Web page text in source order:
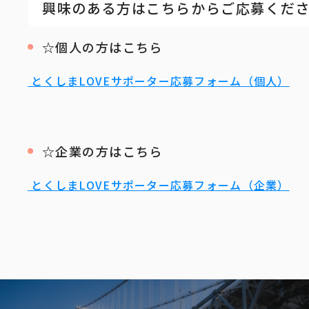
興味のある方はこちらからご応募くだ
☆個人の方はこちら
とくしまLOVEサポーター応募フォーム（個人）
☆企業の方はこちら
とくしまLOVEサポーター応募フォーム（企業）